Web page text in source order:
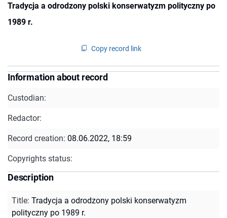
Tradycja a odrodzony polski konserwatyzm polityczny po
1989 r.
Copy record link
Information about record
Custodian:
Redactor:
Record creation: 08.06.2022, 18:59
Copyrights status:
Description
Title: Tradycja a odrodzony polski konserwatyzm
polityczny po 1989 r.